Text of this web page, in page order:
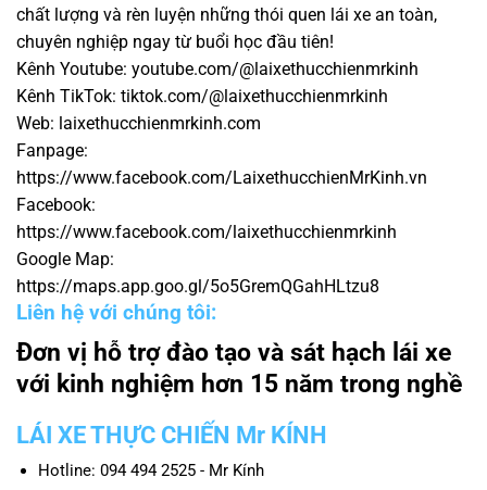
chất lượng và rèn luyện những thói quen lái xe an toàn,
chuyên nghiệp ngay từ buổi học đầu tiên!
Kênh Youtube: youtube.com/@laixethucchienmrkinh
Kênh TikTok: tiktok.com/@laixethucchienmrkinh
Web: laixethucchienmrkinh.com
Fanpage:
https://www.facebook.com/LaixethucchienMrKinh.vn
Facebook:
https://www.facebook.com/laixethucchienmrkinh
Google Map:
https://maps.app.goo.gl/5o5GremQGahHLtzu8
Liên hệ với chúng tôi:
Đơn vị hỗ trợ đào tạo và sát hạch lái xe
với kinh nghiệm hơn 15 năm trong nghề
LÁI XE THỰC CHIẾN Mr KÍNH
Hotline: 094 494 2525 - Mr Kính